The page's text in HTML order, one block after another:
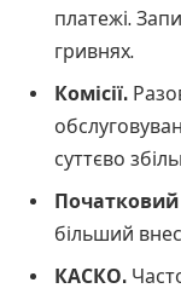
платежі.
гривнях.
Комісії.
суттєво
більший
КАСКО.